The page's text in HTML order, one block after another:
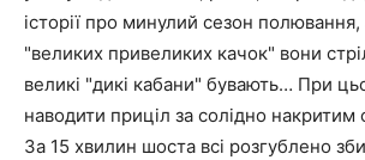
історії про минулий сезон
"великих привеликих качок" вони
великі "дикі кабани" бувають… При
наводити приціл за солідно накритим
За 15 хвилин шоста всі розгублено